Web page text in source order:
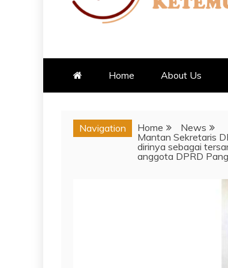
UDAH KETEMU
Home About Us
Navigation Home
News
Mantan Sekretaris
dirinya sebagai
anggota DPRD